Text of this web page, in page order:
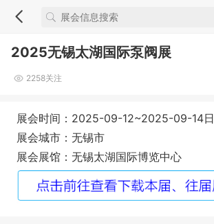
2025无锡太湖国际泵阀展
2258关注
展会时间：2025-09-12~2025-09-14日
展会城市：无锡市
展会展馆：无锡太湖国际博览中心